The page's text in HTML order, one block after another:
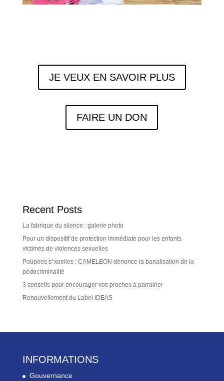
JE VEUX EN SAVOIR PLUS
FAIRE UN DON
Recent Posts
La fabrique du silence : galerie photo
Pour un dispositif de protection immédiate pour les enfants
victimes de violences sexuelles
Poupées s*xuelles : CAMELEON dénonce la banalisation de la
pédocriminalité
3 conseils pour encourager vos proches à parrainer
Renouvellement du Label IDEAS
INFORMATIONS
Gouvernance